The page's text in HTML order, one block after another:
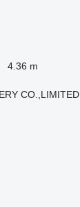
4.36 m
CO.,LIMITED